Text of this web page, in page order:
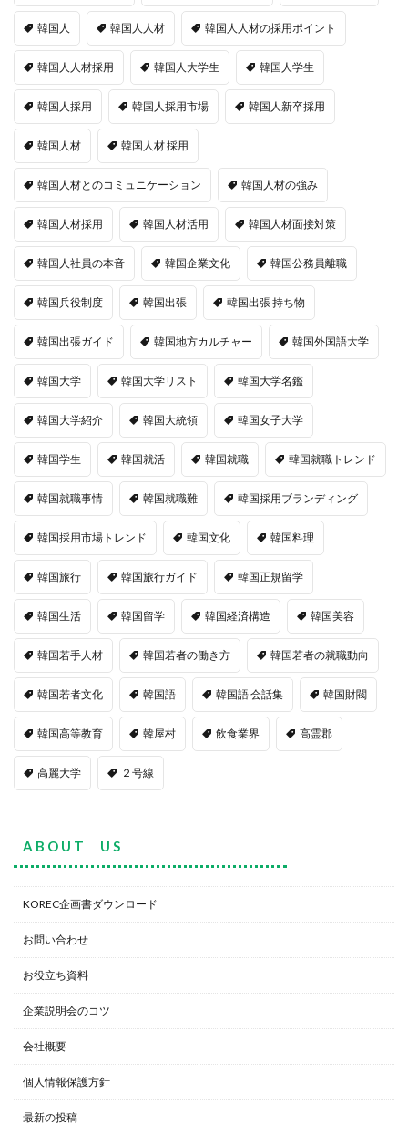
韓国人 韓国人人材 韓国人人材の採用ポイント
韓国人人材採用 韓国人大学生 韓国人学生
韓国人採用 韓国人採用市場 韓国人新卒採用
韓国人材 韓国人材 採用
韓国人材とのコミュニケーション 韓国人材の強み
韓国人材採用 韓国人材活用 韓国人材面接対策
韓国人社員の本音 韓国企業文化 韓国公務員離職
韓国兵役制度 韓国出張 韓国出張 持ち物
韓国出張ガイド 韓国地方カルチャー 韓国外国語大学
韓国大学 韓国大学リスト 韓国大学名鑑
韓国大学紹介 韓国大統領 韓国女子大学
韓国学生 韓国就活 韓国就職 韓国就職トレンド
韓国就職事情 韓国就職難 韓国採用ブランディング
韓国採用市場トレンド 韓国文化 韓国料理
韓国旅行 韓国旅行ガイド 韓国正規留学
韓国生活 韓国留学 韓国経済構造 韓国美容
韓国若手人材 韓国若者の働き方 韓国若者の就職動向
韓国若者文化 韓国語 韓国語 会話集 韓国財閥
韓国高等教育 韓屋村 飲食業界 高霊郡
高麗大学 ２号線
A B O U T U S
KOREC企画書ダウンロード
お問い合わせ
お役立ち資料
企業説明会のコツ
会社概要
個人情報保護方針
最新の投稿